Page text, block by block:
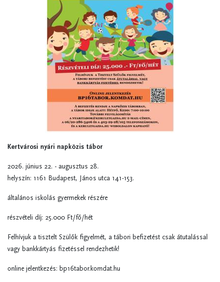
Kertvárosi nyári napközis tábor
2026. június 22. - augusztus 28.
helyszín: 1161 Budapest, János utca 141-153.
általános iskolás gyermekek részére
részvételi díj: 25.000 Ft/fő/hét
Felhívjuk a tisztelt Szülők figyelmét, a tábori befizetést csak átutalással
vagy bankkártyás fizetéssel rendezhetik!
online jelentkezés: bp16tabor.komdat.hu